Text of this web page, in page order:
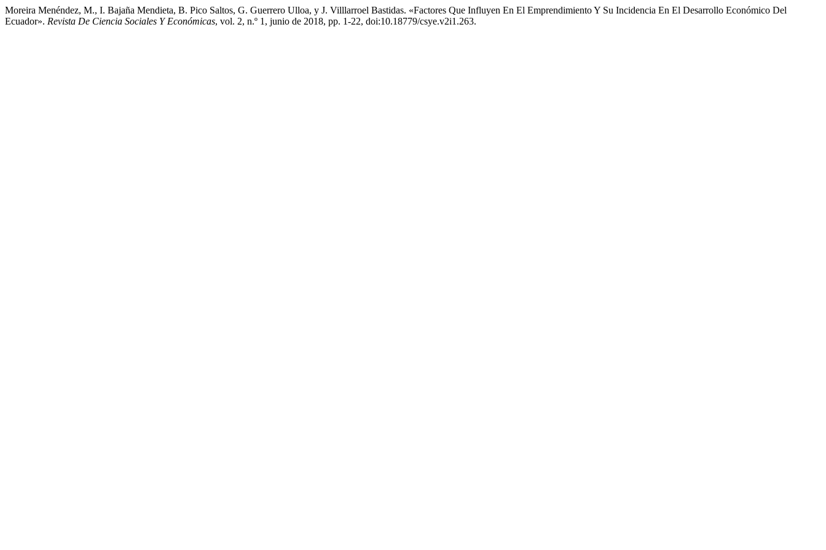
Moreira Menéndez, M., I. Bajaña Mendieta, B. Pico Saltos, G. Guerrero Ulloa, y J. Villlarroel Bastidas. «Factores Que Influyen En El Emprendimiento Y Su Incidencia En El Desarrollo Económico Del
Ecuador». Revista De Ciencia Sociales Y Económicas, vol. 2, n.º 1, junio de 2018, pp. 1-22, doi:10.18779/csye.v2i1.263.